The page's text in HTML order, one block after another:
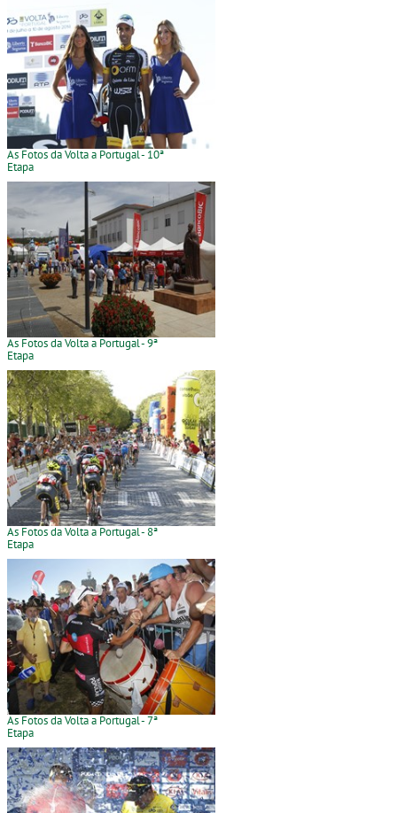
As Fotos da Volta a Portugal - 10ª
Etapa
As Fotos da Volta a Portugal - 9ª
Etapa
As Fotos da Volta a Portugal - 8ª
Etapa
As Fotos da Volta a Portugal - 7ª
Etapa